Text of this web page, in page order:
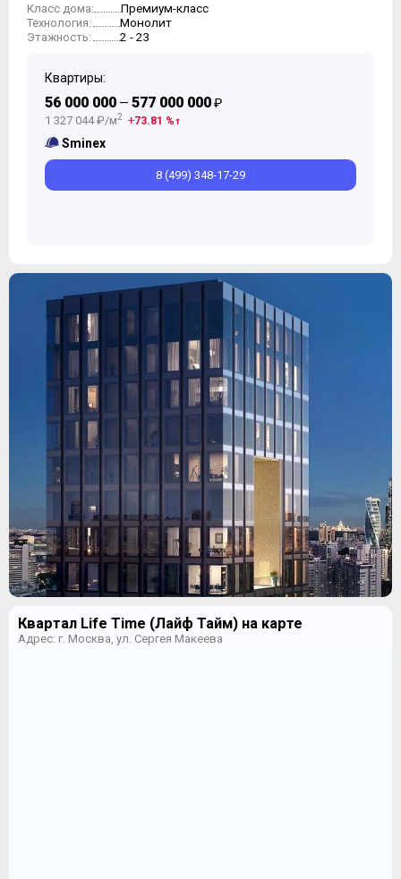
Класс дома: Премиум-класс
Технология: Монолит
Этажность: 2 - 23
Квартиры:
56 000 000 — 577 000 000₽
1 327 044 ₽/м2 73.81 %
Sminex
8 (499) 348-17-29
Квартал Life Time (Лайф Тайм) на карте
Адрес: г. Москва, ул. Сергея Макеева